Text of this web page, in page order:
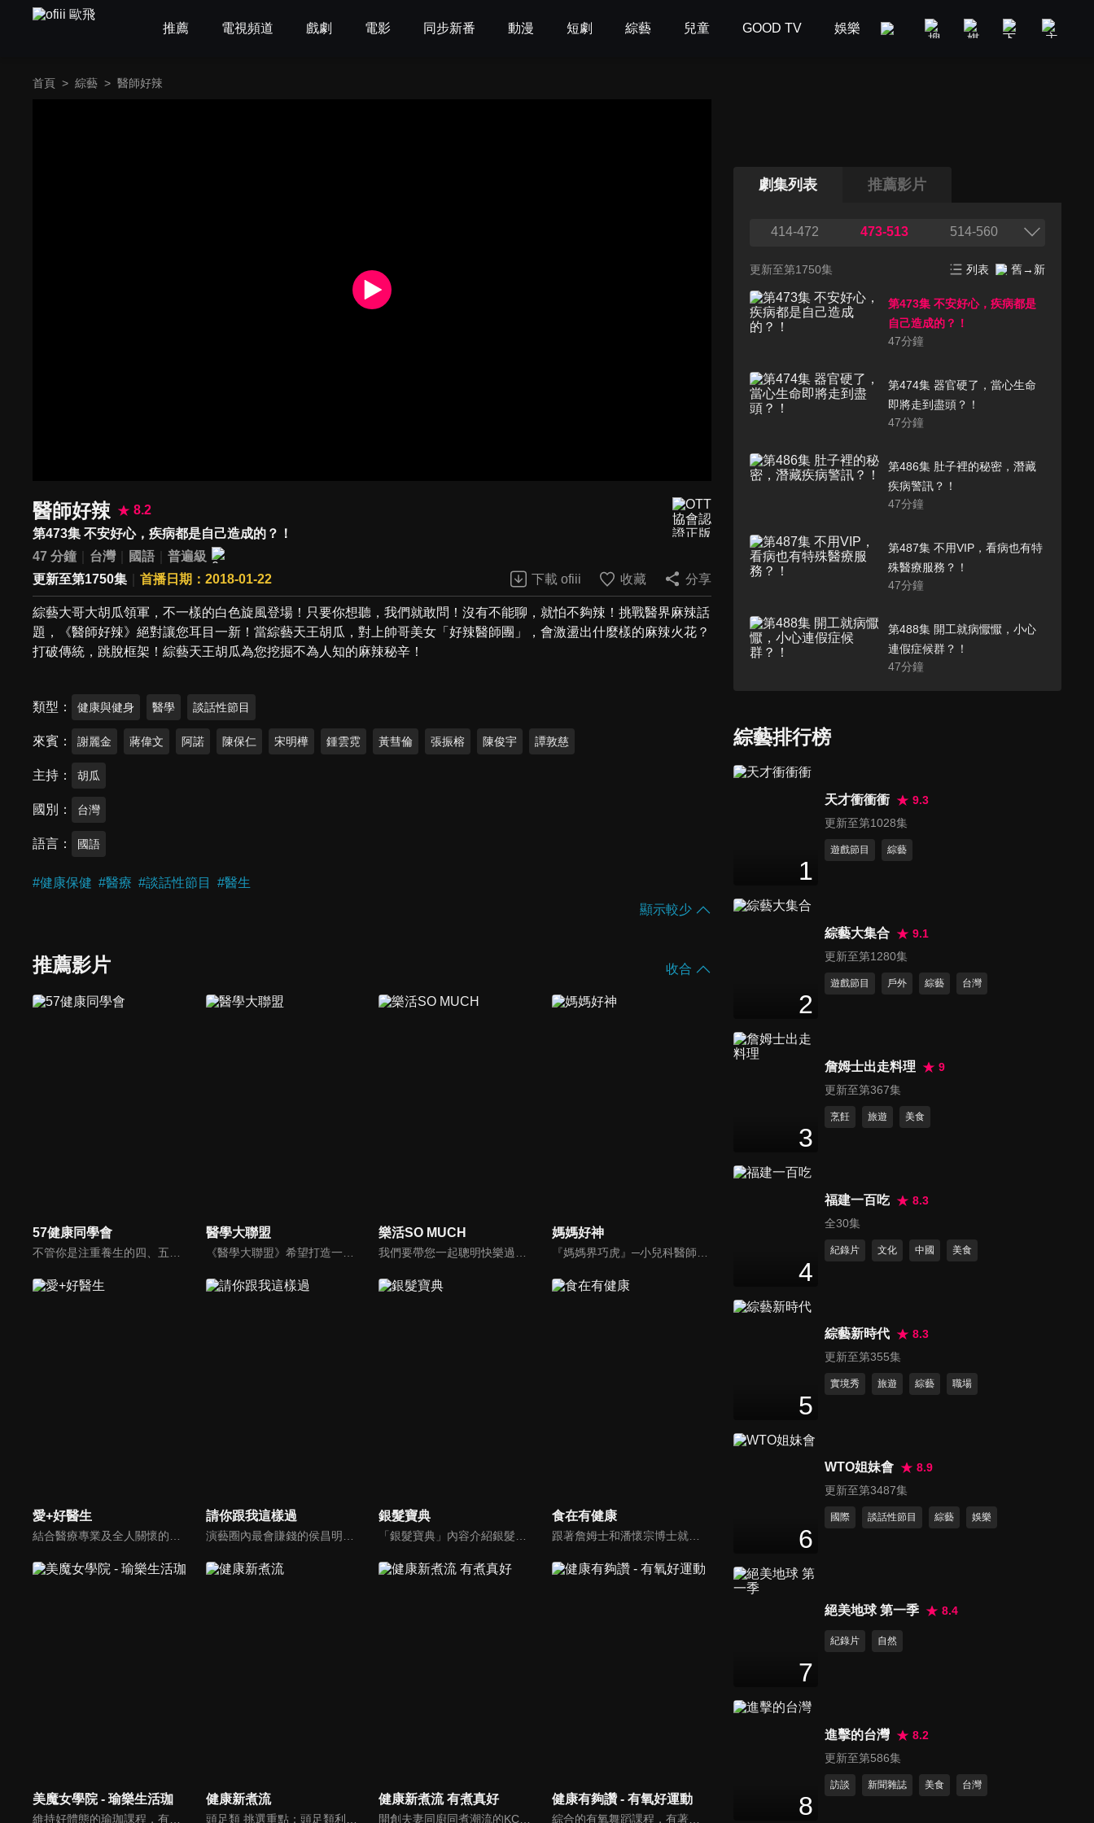
推薦 電視頻道 戲劇 電影 同步新番 動漫 短劇 綜藝 兒童 GOOD TV 娛樂 美食旅遊 新聞政論
首頁 > 綜藝 > 醫師好辣
醫師好辣
8.2
第473集 不安好心，疾病都是自己造成的？！
47 分鐘
台灣 國語
普遍級
更新至第1750集
首播日期：2018-01-22 下載 ofiii 收藏 分享
綜藝大哥大胡瓜領軍，不一樣的白色旋風登場！只要你想聽，我們就敢問！沒有不能聊，就怕不夠辣！挑戰醫界麻辣話
題，《醫師好辣》絕對讓您耳目一新！當綜藝天王胡瓜，對上帥哥美女「好辣醫師團」，會激盪出什麼樣的麻辣火花？
打破傳統，跳脫框架！綜藝天王胡瓜為您挖掘不為人知的麻辣秘辛！
類型 健康與健身 醫學 談話性節目
來賓 謝麗金 蔣偉文 阿諾 陳保仁 宋明樺 鍾雲霓 黃彗倫 張振榕 陳俊宇 譚敦慈
主持 胡瓜
國別 台灣
語言 國語
#健康保健 #醫療 #談話性節目 #醫生
顯示較少
推薦影片 收合
57健康同學會 醫學大聯盟 樂活SO MUCH 媽媽好神
愛+好醫生 請你跟我這樣過 銀髮寶典 食在有健康
跟著詹姆士和潘懷宗博士就能輕鬆學料理！只是品嚐美食之餘，身體健康也要懂得把關，每集都會傳授生活健康資訊，破除一般飲食迷思，讓大家吃得美味、活得健康！
美魔女學院 - 瑜樂生活珈
維持好體態的瑜珈課程，有著豐富的瑜珈姿勢，伸展筋骨舒緩全身疲勞，緊緻肌肉線條，不只能雕塑美美的身材也能夠讓身心靈都暢快健康，跟上我們的腳步一起踏上瑜樂生活珈，輕鬆好上手，快樂享瘦！
健康新煮流
頭足類 挑選重點：頭足類利用清洗時去除內臟可以降低膽固醇的攝取。挑選雙眼清澈明亮，眼球稍微凸出，肉質結實有彈性為佳。身體具透明感，觸腕或是吸盤一碰到活體就會吸附住便是新鮮的。
健康新煮流 有煮真好
開創夫妻同廚同煮潮流的KC夫婦，繼《健康醫食代》後，走出攝影棚，帶大家全台走透透，發掘上帝賞賜的美味食材，內容融合新加坡南洋風和客家純樸味，加上台灣獨特的閩南風情，互相激盪交織出的火花，打造出獨一無二的美食節目。
健康有夠讚 - 有氧好運動
綜合的有氧舞蹈課程，有著多元舞蹈搭配上輕快的音樂，踩踏著有氧的步伐，從頭到腳喚醒身體的肌肉，不只是雕塑美美的身材也能夠讓身心靈都暢快健康，跟上我們的腳步一起踏上有氧好運動，讓你更加活力滿滿，快樂享瘦！
劇集列表 推薦影片
414-472 473-513 514-560
更新至第1750集 列表 舊→新
第473集 不安好心，疾病都是
自己造成的？！
47分鐘
第474集 器官硬了，當心生命
即將走到盡頭？！
47分鐘
第486集 肚子裡的秘密，潛藏
疾病警訊？！
47分鐘
第487集 不用VIP，看病也有特
殊醫療服務？！
47分鐘
第488集 開工就病懨懨，小心
連假症候群？！
47分鐘
第490集 愛美不擇手段，當心
47分鐘
第492集 醫療有效期，當心保
47 分鐘
47分鐘
第494集 不是年輕就沒事，這
第495集 身體器官過勞警訊，
第497集 恐怖習慣滲透全身，
當心惹出病？！
疾病下錯藥？！
第499集 搞錯重點，病患行為
第500集 恐怖！強忍不適，反
47
第502集 恐怖！體內暗藏致命
未爆彈？！
綜藝排行榜
1
天才衝衝衝
9.3
更新至第1028集
遊戲節目 綜藝
2
綜藝大集合
9.1
更新至第1280集
遊戲節目 戶外 綜藝 台灣
3
詹姆士出走料理
9
更新至第367集
烹飪 旅遊 美食
4
福建一百吃
8.3
全30集
紀錄片 文化 中國 美食
5
綜藝新時代
8.3
更新至第355集
實境秀 旅遊 綜藝 職場
6
WTO姐妹會
8.9
更新至第3487集
國際 談話性節目 綜藝 娛樂
7
絕美地球 第一季 8.4
紀錄片 自然
8
進擊的台灣
8.2
更新至第586集
訪談 新聞雜誌 美食 台灣